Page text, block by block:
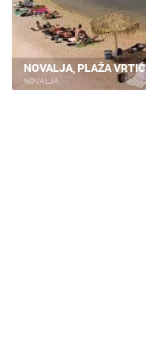
NOVALJA, PLAŽA VRTIĆ
NOVALJA